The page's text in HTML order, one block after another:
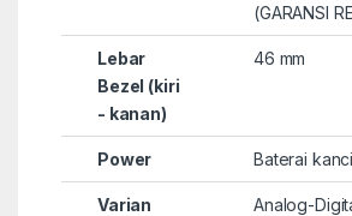
(GARANSI
Lebar
Bezel (kiri
- kanan)
46 mm
Power Baterai
Varian Analog-